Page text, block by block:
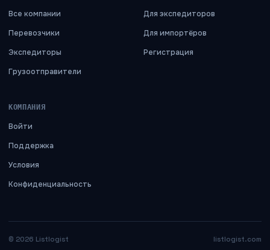
Все компании
Перевозчики
Экспедиторы
Грузоотправители
Для экспедиторов
Для импортёров
Регистрация
КОМПАНИЯ
Войти
Поддержка
Условия
Конфиденциальность
© 2026 Listlogist listlogist.com